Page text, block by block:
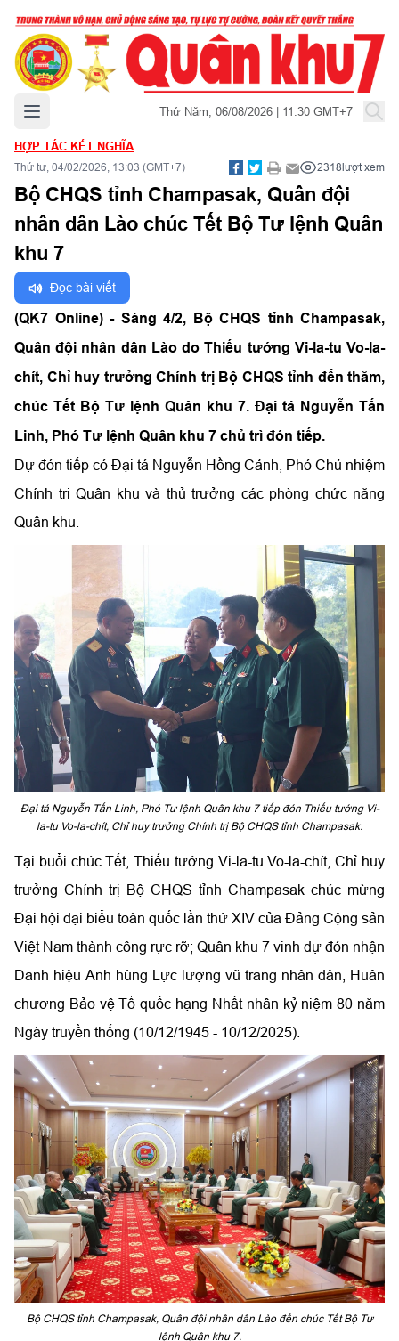
Mở menu chính Thứ Năm, 06/08/2026 | 11:30 GMT+7
HỢP TÁC KẾT NGHĨA
Thứ tư, 04/02/2026, 13:03 (GMT+7) 2318lượt xem
Bộ CHQS tỉnh Champasak, Quân đội
nhân dân Lào chúc Tết Bộ Tư lệnh Quân
khu 7
Đọc bài viết
(QK7 Online) - Sáng 4/2, Bộ CHQS tỉnh Champasak,
Quân đội nhân dân Lào do Thiếu tướng Vi-la-tu Vo-la-
chít, Chỉ huy trưởng Chính trị Bộ CHQS tỉnh đến thăm,
chúc Tết Bộ Tư lệnh Quân khu 7. Đại tá Nguyễn Tấn
Linh, Phó Tư lệnh Quân khu 7 chủ trì đón tiếp.
Dự đón tiếp có Đại tá Nguyễn Hồng Cảnh, Phó Chủ nhiệm
Chính trị Quân khu và thủ trưởng các phòng chức năng
Quân khu.
Đại tá Nguyễn Tấn Linh, Phó Tư lệnh Quân khu 7 tiếp đón Thiếu tướng Vi-
la-tu Vo-la-chít, Chỉ huy trưởng Chính trị Bộ CHQS tỉnh Champasak.
Tại buổi chúc Tết, Thiếu tướng Vi-la-tu Vo-la-chít, Chỉ huy
trưởng Chính trị Bộ CHQS tỉnh Champasak chúc mừng
Đại hội đại biểu toàn quốc lần thứ XIV của Đảng Cộng sản
Việt Nam thành công rực rỡ; Quân khu 7 vinh dự đón nhận
Danh hiệu Anh hùng Lực lượng vũ trang nhân dân, Huân
chương Bảo vệ Tổ quốc hạng Nhất nhân kỷ niệm 80 năm
Ngày truyền thống (10/12/1945 - 10/12/2025).
Bộ CHQS tỉnh Champasak, Quân đội nhân dân Lào đến chúc Tết Bộ Tư
lệnh Quân khu 7.